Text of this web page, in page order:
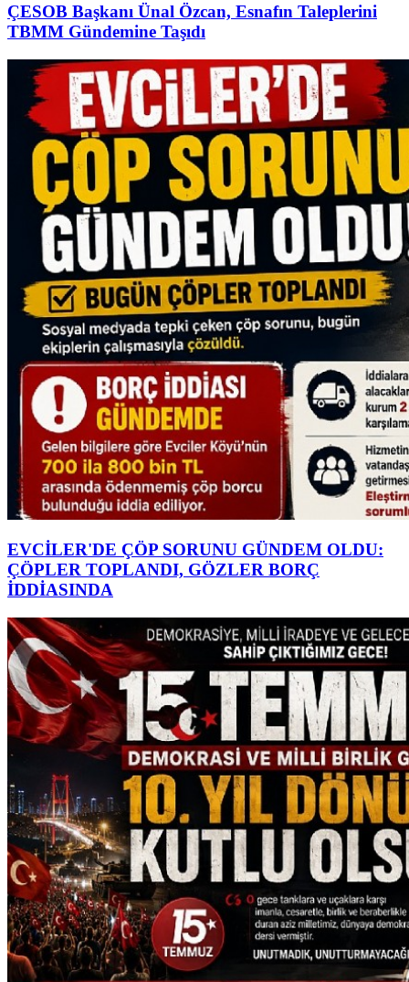
ÇESOB Başkanı Ünal Özcan, Esnafın Taleplerini
TBMM Gündemine Taşıdı
EVCİLER'DE ÇÖP SORUNU GÜNDEM OLDU:
ÇÖPLER TOPLANDI, GÖZLER BORÇ
İDDİASINDA